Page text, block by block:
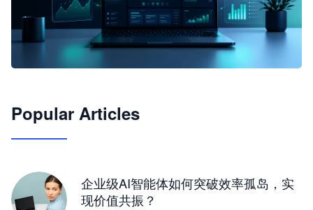
JimoClaw 桌面 AI Agent 工作台
Popular Articles
企业级AI智能体如何突破效率孤岛，实
现价值共振？